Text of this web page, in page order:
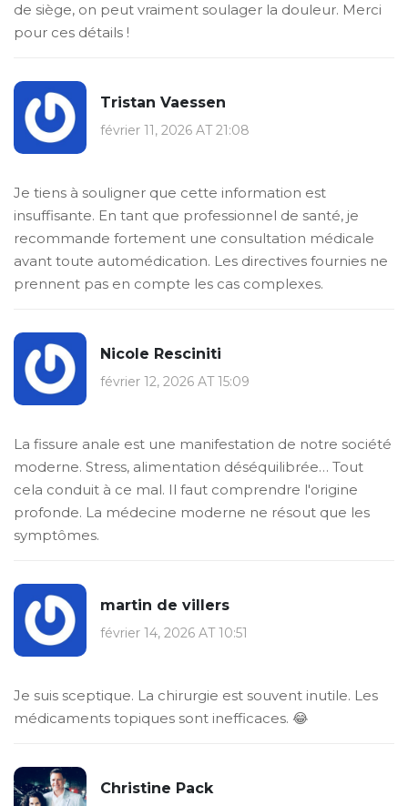
de siège, on peut vraiment soulager la douleur. Merci
pour ces détails !
Tristan Vaessen
février 11, 2026 AT 21:08
Je tiens à souligner que cette information est
insuffisante. En tant que professionnel de santé, je
recommande fortement une consultation médicale
avant toute automédication. Les directives fournies ne
prennent pas en compte les cas complexes.
Nicole Resciniti
février 12, 2026 AT 15:09
La fissure anale est une manifestation de notre société
moderne. Stress, alimentation déséquilibrée… Tout
cela conduit à ce mal. Il faut comprendre l'origine
profonde. La médecine moderne ne résout que les
symptômes.
martin de villers
février 14, 2026 AT 10:51
Je suis sceptique. La chirurgie est souvent inutile. Les
médicaments topiques sont inefficaces. 😂
Christine Pack